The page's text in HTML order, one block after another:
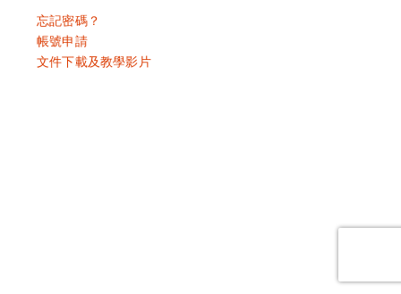
忘記密碼？
帳號申請
文件下載及教學影片